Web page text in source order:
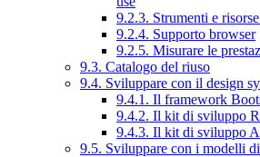
9.2.3. Strumenti e
9.2.4. Supporto browser
9.2.5. Misurare le
9.3. Catalogo del riuso
9.4. Sviluppare con il design
9.4.1. Il framework
9.4.2. Il kit di sviluppo
9.4.3. Il kit di sviluppo
9.5. Sviluppare con i modelli